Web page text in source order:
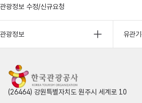
관광정보 수정/신규요청
관광정보 유관
(26464) 강원특별자치도 원주시 세계로 10